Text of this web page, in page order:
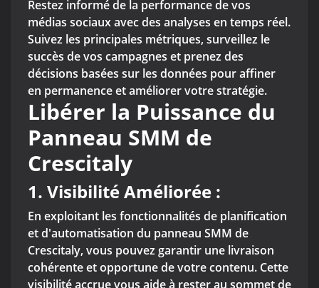
Restez informé de la performance de vos
médias sociaux avec des analyses en temps réel.
Suivez les principales métriques, surveillez le
succès de vos campagnes et prenez des
décisions basées sur les données pour affiner
en permanence et améliorer votre stratégie.
Libérer la Puissance du
Panneau SMM de
Crescitaly
1. Visibilité Améliorée :
En exploitant les fonctionnalités de planification
et d'automatisation du panneau SMM de
Crescitaly, vous pouvez garantir une livraison
cohérente et opportune de votre contenu. Cette
visibilité accrue vous aide à rester au sommet de